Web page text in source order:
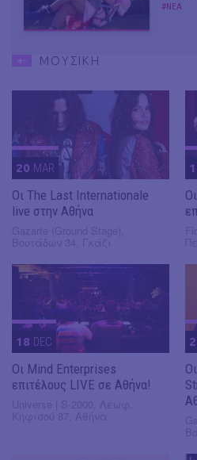
#ΝΕΑ
ΜΟΥΣΙΚΗ
20 MAR
Οι The Last Internationale
live στην Αθήνα
18 DEC
Οι Mind Enterprises
επιτέλους LIVE σε Αθήνα!